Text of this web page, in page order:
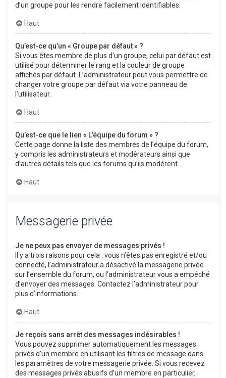
d’un groupe pour les rendre facilement identifiables.
Haut
Qu’est-ce qu’un « Groupe par défaut » ?
Si vous êtes membre de plus d’un groupe, celui par défaut est
utilisé pour déterminer le rang et la couleur de groupe
affichés par défaut. L’administrateur peut vous permettre de
changer votre groupe par défaut via votre panneau de
l’utilisateur.
Haut
Qu’est-ce que le lien « L’équipe du forum » ?
Cette page donne la liste des membres de l’équipe du forum,
y compris les administrateurs et modérateurs ainsi que
d’autres détails tels que les forums qu’ils modèrent.
Haut
Messagerie privée
Je ne peux pas envoyer de messages privés !
Il y a trois raisons pour cela : vous n’êtes pas enregistré et/ou
connecté, l’administrateur a désactivé la messagerie privée
sur l’ensemble du forum, ou l’administrateur vous a empêché
d’envoyer des messages. Contactez l’administrateur pour
plus d’informations.
Haut
Je reçois sans arrêt des messages indésirables !
Vous pouvez supprimer automatiquement les messages
privés d’un membre en utilisant les filtres de message dans
les paramètres de votre messagerie privée. Si vous recevez
des messages privés abusifs d’un membre en particulier,